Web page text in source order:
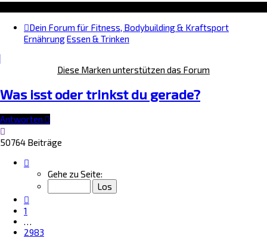
Dein Forum für Fitness, Bodybuilding & Kraftsport
ErnährungEssen & Trinken
Diese Marken unterstützen das Forum
Was isst oder trinkst du gerade?
Antworten
50764 Beiträge
2985
von
3385
Gehe zu Seite:
1
…
2983